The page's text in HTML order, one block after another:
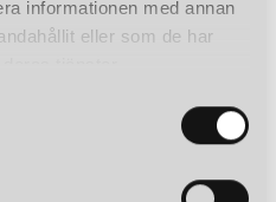
informationen med annan
eller som de har